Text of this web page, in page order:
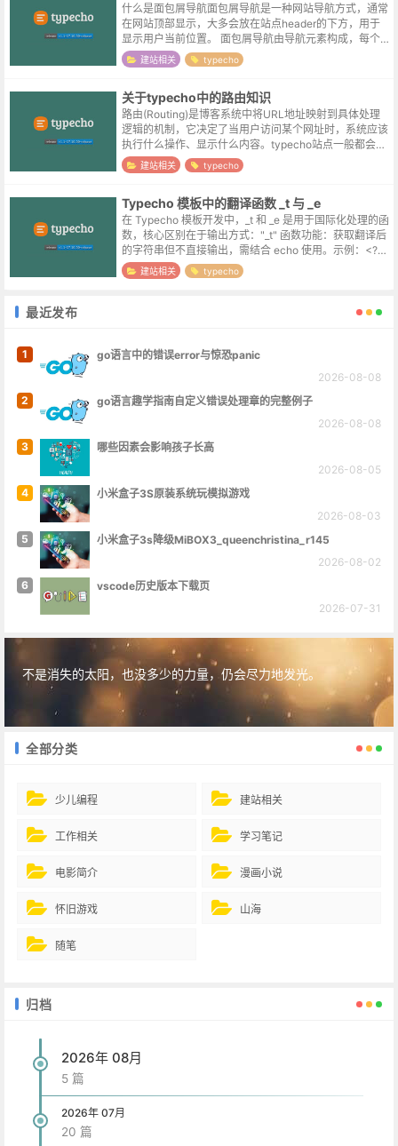
什么是面包屑导航面包屑导航是一种网站导航方式，通常
在网站顶部显示，大多会放在站点header的下方，用于
显示用户当前位置。 面包屑导航由导航元素构成，每个
元素代表一个网站导航项，各个元素通常包含对应链接，
供用户跳转。面包屑导航示例首页...
建站相关 typecho
关于typecho中的路由知识
路由(Routing)是博客系统中将URL地址映射到具体处理
逻辑的机制，它决定了当用户访问某个网址时，系统应该
执行什么操作、显示什么内容。typecho站点一般都会开
启伪静态，伪静态通过URL重写将"漂亮"的URL映射到实
际的文件路径...
建站相关 typecho
Typecho 模板中的翻译函数 _t 与 _e
在 Typecho 模板开发中，_t 和 _e 是用于国际化处理的函
数，核心区别在于输出方式："_t" 函数‌‌功能‌：获取翻译后
的字符串但不直接输出，需结合 echo 使用。‌示例‌：<?ph
p echo _t('欢迎语');...
建站相关 typecho
最近发布
1
go语言中的错误error与惊恐panic
2026-08-08
2
go语言趣学指南自定义错误处理章的完整例子
2026-08-08
3
哪些因素会影响孩子长高
2026-08-05
4
小米盒子3S原装系统玩模拟游戏
2026-08-03
5
小米盒子3s降级MiBOX3_queenchristina_r145
2026-08-02
6
vscode历史版本下载页
2026-07-31
不是消失的太阳，也没多少的力量，仍会尽力地发光。
全部分类
少儿编程 建站相关
工作相关 学习笔记
电影简介 漫画小说
怀旧游戏 山海
随笔
归档
2026年 08月
5 篇
2026年 07月
20 篇